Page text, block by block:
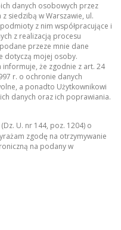
danych osobowych przez
z siedzibą w Warszawie, ul.
z nim współpracujące i
z realizacją procesu
przeze mnie dane
dotyczą mojej osoby.
informuje, że zgodnie z art. 24
r. o ochronie danych
a ponadto Użytkownikowi
danych oraz ich poprawiania.
U. nr 144, poz. 1204) o
zgodę na otrzymywanie
na podany w